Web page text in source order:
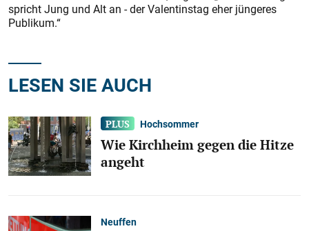
spricht Jung und Alt an - der Valentinstag eher jüngeres
Publikum.“
LESEN SIE AUCH
Hochsommer
Wie Kirchheim gegen die Hitze
angeht
Neuffen